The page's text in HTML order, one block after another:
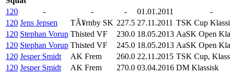
120
- - - 01.01.2011
-
120 Jens Jepsen TÃ¥rnby SK 227.5 27.11.2011 TSK Cup
120 Stephan Vorup Thisted VF 230.0 18.05.2013 AaSK Open
120 Stephan Vorup Thisted VF 245.0 18.05.2013 AaSK Open
120 Jesper Smidt AK Frem 260.0 22.11.2015 TSK Cup,
120 Jesper Smidt AK Frem 270.0 03.04.2016 DM Klassisk